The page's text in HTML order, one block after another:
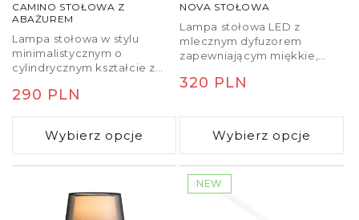
CAMINO STOŁOWA Z
ABAŻUREM
Lampa stołowa w stylu
minimalistycznym o
cylindrycznym kształcie z
lampa ma oryginalny design.
Cena
regularna
290 PLN
Wybierz opcje
NOVA STOŁOWA
Lampa stołowa LED z
mlecznym dyfuzorem
zapewniającym miękkie,
Cena
320 PLN
Wybierz opcje
NEW